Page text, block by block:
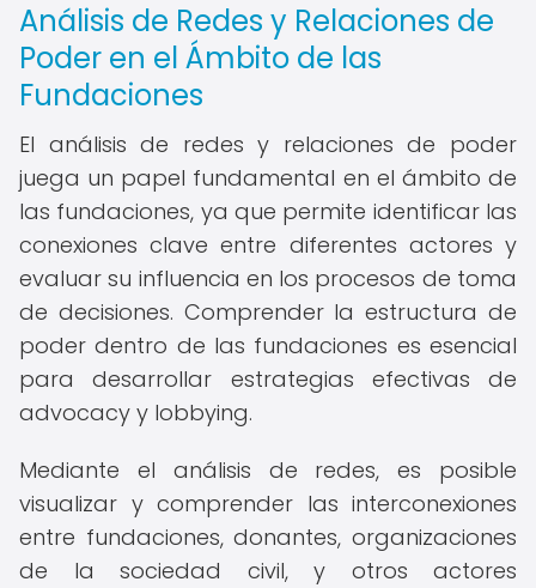
Análisis de Redes y Relaciones de
Poder en el Ámbito de las
Fundaciones
El análisis de redes y relaciones de poder
juega un papel fundamental en el ámbito de
las fundaciones, ya que permite identificar las
conexiones clave entre diferentes actores y
evaluar su influencia en los procesos de toma
de decisiones. Comprender la estructura de
poder dentro de las fundaciones es esencial
para desarrollar estrategias efectivas de
advocacy y lobbying.
Mediante el análisis de redes, es posible
visualizar y comprender las interconexiones
entre fundaciones, donantes, organizaciones
de la sociedad civil, y otros actores